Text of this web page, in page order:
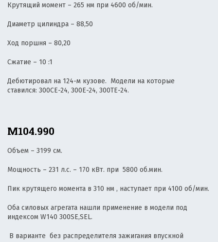
Крутящий момент – 265 нм при 4600 об/мин.
Диаметр цилиндра – 88,50
Ход поршня – 80,20
Сжатие – 10 :1
Дебютировал на 124-м кузове. Модели на которые
ставился: 300CE-24, 300E-24, 300TE-24.
М104.990
Объем – 3199 см.
Мощность – 231 л.с. – 170 кВт. при 5800 об.мин.
Пик крутящего момента в 310 нм , наступает при 4100 об/мин.
Оба силовых агрегата нашли применение в модели под
индексом W140 300SE,SEL.
В варианте без распределителя зажигания впускной